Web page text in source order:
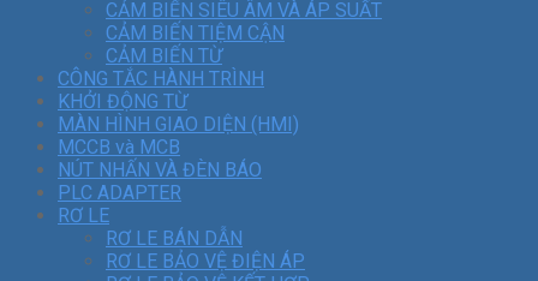
CẢM BIẾN SIÊU ÂM VÀ ÁP SUẤT
CẢM BIẾN TIỆM CẬN
CẢM BIẾN TỪ
CÔNG TẮC HÀNH TRÌNH
KHỞI ĐỘNG TỪ
MÀN HÌNH GIAO DIỆN (HMI)
MCCB và MCB
NÚT NHẤN VÀ ĐÈN BÁO
PLC ADAPTER
RƠ LE
RƠ LE BÁN DẪN
RƠ LE BẢO VỆ ĐIỆN ÁP